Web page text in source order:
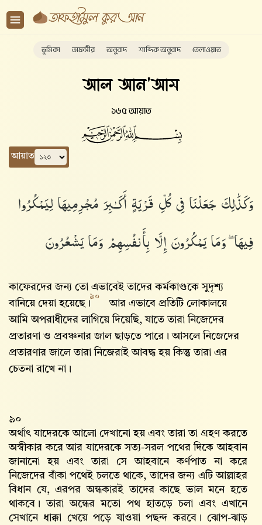
ভূমিকা তাফসীর অনুবাদ শাব্দিক অনুবাদ তেলাওয়াত
আল আন'আম
১৬৫ আয়াত
আয়াত
وَكَذَٰلِكَ جَعَلْنَا فِى كُلِّ قَرْيَةٍ أَكَـٰبِرَ مُجْرِمِيهَا لِيَمْكُرُوا۟
فِيهَا ۖ وَمَا يَمْكُرُونَ إِلَّا بِأَنفُسِهِمْ وَمَا يَشْعُرُونَ
কাফেরদের জন্য তো এভাবেই তাদের কর্মকাণ্ডকে সুদৃশ্য
বানিয়ে দেয়া হয়েছে।
৯০
আর এভাবে প্রতিটি লোকালয়ে
আমি অপরাধীদের লাগিয়ে দিয়েছি, যাতে তারা নিজেদের
প্রতারণা ও প্রবঞ্চনার জাল ছাড়তে পারে। আসলে নিজেদের
প্রতারণার জালে তারা নিজেরাই আবদ্ধ হয় কিন্তু তারা এর
চেতনা রাখে না।
৯০
অর্থাৎ যাদেরকে আলো দেখানো হয় এবং তারা তা গ্রহণ করতে
অস্বীকার করে আর যাদেরকে সত্য-সরল পথের দিকে আহবান
জানানো হয় এবং তারা সে আহবানে কর্ণপাত না করে
নিজেদের বাঁকা পথেই চলতে থাকে, তাদের জন্য এটি আল্লাহর
বিধান যে, এরপর অন্ধকারই তাদের কাছে ভাল মনে হতে
থাকবে। তারা অন্ধের মতো পথ হাতড়ে চলা এবং এখানে
সেখানে ধাক্কা খেয়ে পড়ে যাওয়া পছন্দ করবে। ঝোপ-ঝাড়